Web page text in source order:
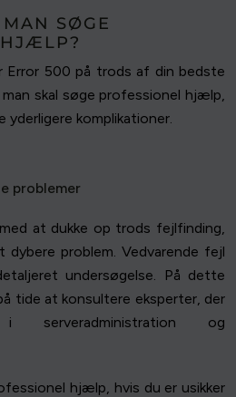
SØGE
HJÆLP?
500 på trods af din bedste
skal søge professionel hjælp,
yderligere komplikationer.
problemer
at dukke op trods fejlfinding,
problem. Vedvarende fejl
undersøgelse. På dette
tide at konsultere eksperter, der
serveradministration og
hjælp, hvis du er usikker